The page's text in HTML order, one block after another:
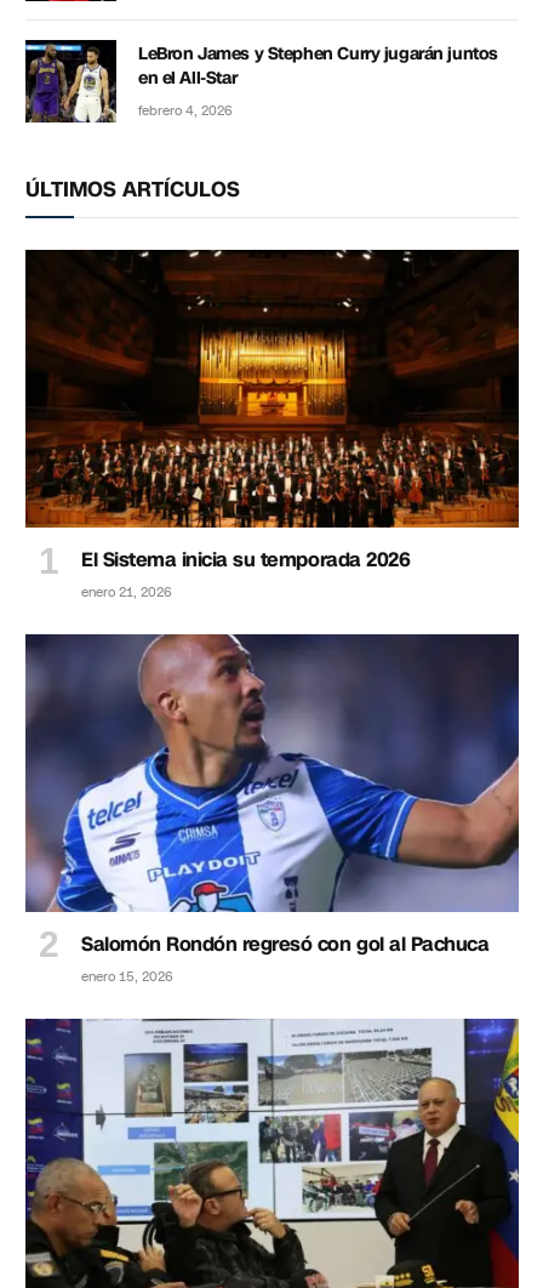
LeBron James y Stephen Curry jugarán juntos
en el All-Star
febrero 4, 2026
ÚLTIMOS ARTÍCULOS
El Sistema inicia su temporada 2026
enero 21, 2026
Salomón Rondón regresó con gol al Pachuca
enero 15, 2026